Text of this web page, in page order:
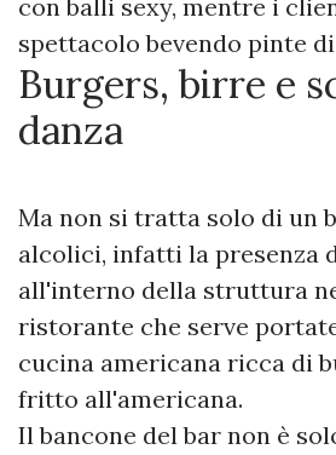
con balli sexy, mentre i
spettacolo bevendo pinte
Burgers, birre e
danza
Ma non si tratta solo di un
alcolici, infatti la presenza
all'interno della struttura
ristorante che serve
cucina americana ricca di
fritto all'americana.
Il bancone del bar non è